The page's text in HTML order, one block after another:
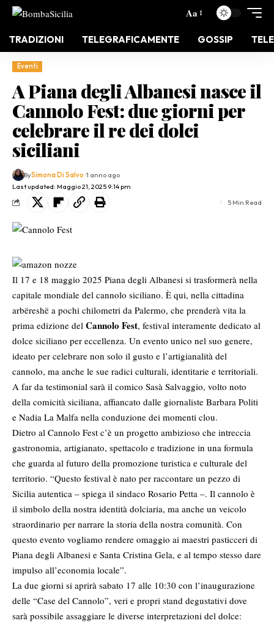
Aa
TRADIZIONI TELEGRAFICAMENTE GOSSIP
Eventi
A Piana degli Albanesi nasce il
Cannolo Fest: due giorni per
celebrare il re dei dolci
siciliani
Last updated: Maggio 21, 2025 9:14 pm
BySimona Di Salvo 1 anno ago
5 Min Read
Il 17 e 18 maggio 2025 Piana degli Albanesi si trasformerà nella
capitale mondiale del cannolo siciliano. È qui, nella cittadina
arbëreshë a pochi chilometri da Palermo, che prenderà vita la
prima edizione del Cannolo Fest, festival interamente dedicato al
dolce siciliano per eccellenza. Un evento unico nel suo genere,
ideato per celebrare non solo il gusto e l’artigianalità del
cannolo, ma anche le sue radici culturali, identitarie e territoriali.
A far da testimonial sarà il comico Sasà Salvaggio, volto noto
della comicità siciliana, affiancato dalle giornaliste Barbara Politi
e Nadia La Malfa nella conduzione dei momenti clou.
Dietro al Cannolo Fest c’è un progetto ambizioso che intreccia
gastronomia, artigianato, spettacolo e tradizione in una formula
che guarda al futuro della promozione turistica e culturale del
territorio. “Questo festival è nato per raccontare un pezzo di
Sicilia autentica – spiega il sindaco Rosario Petta –. Il cannolo è
il simbolo della nostra identità dolciaria, ma anche un veicolo
straordinario per narrare la storia della nostra comunità. Con
questo evento vogliamo rendere omaggio ai maestri pasticceri di
Piana degli Albanesi e Santa Cristina Gela, e al tempo stesso dare
impulso all’economia locale”.
La due giorni si aprirà sabato 17 alle 10:30 con l’inaugurazione
delle “Case del Cannolo”, veri e propri stand degustativi dove
sarà possibile assaggiare le diverse interpretazioni del dolce: